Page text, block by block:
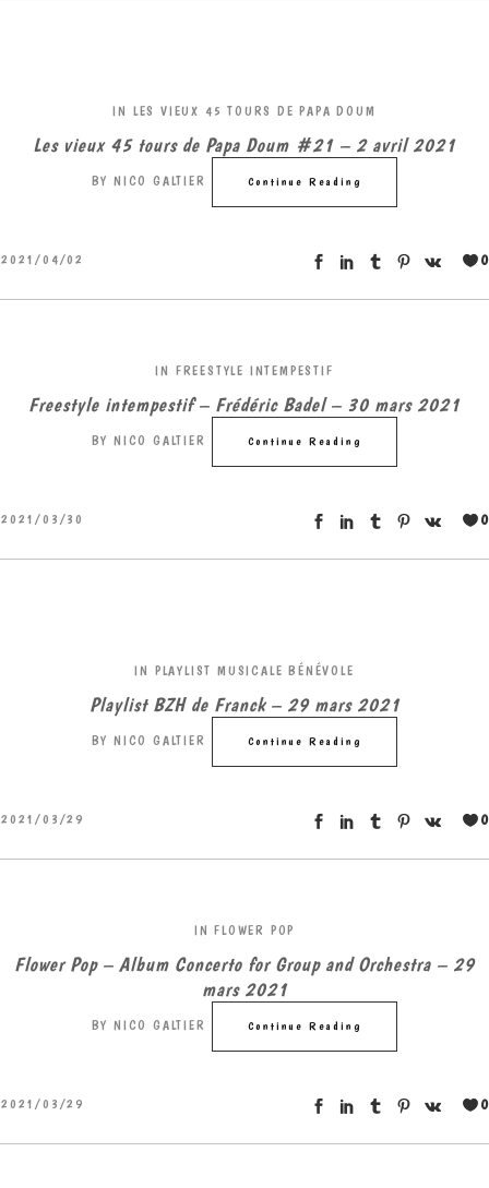
IN LES VIEUX 45 TOURS DE PAPA DOUM
Les vieux 45 tours de Papa Doum #21 – 2 avril 2021
BY NICO GALTIER Continue Reading
2021/04/02 0
IN FREESTYLE INTEMPESTIF
Freestyle intempestif – Frédéric Badel – 30 mars 2021
BY NICO GALTIER Continue Reading
2021/03/30 0
IN PLAYLIST MUSICALE BÉNÉVOLE
Playlist BZH de Franck – 29 mars 2021
BY NICO GALTIER Continue Reading
2021/03/29 0
IN FLOWER POP
Flower Pop – Album Concerto for Group and Orchestra – 29
mars 2021
BY NICO GALTIER Continue Reading
2021/03/29 0